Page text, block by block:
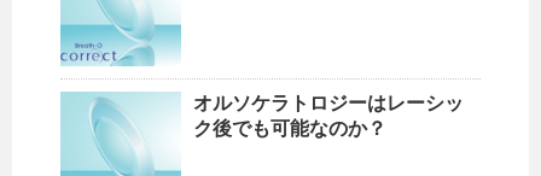
オルソケラトロジーはレーシッ
ク後でも可能なのか？